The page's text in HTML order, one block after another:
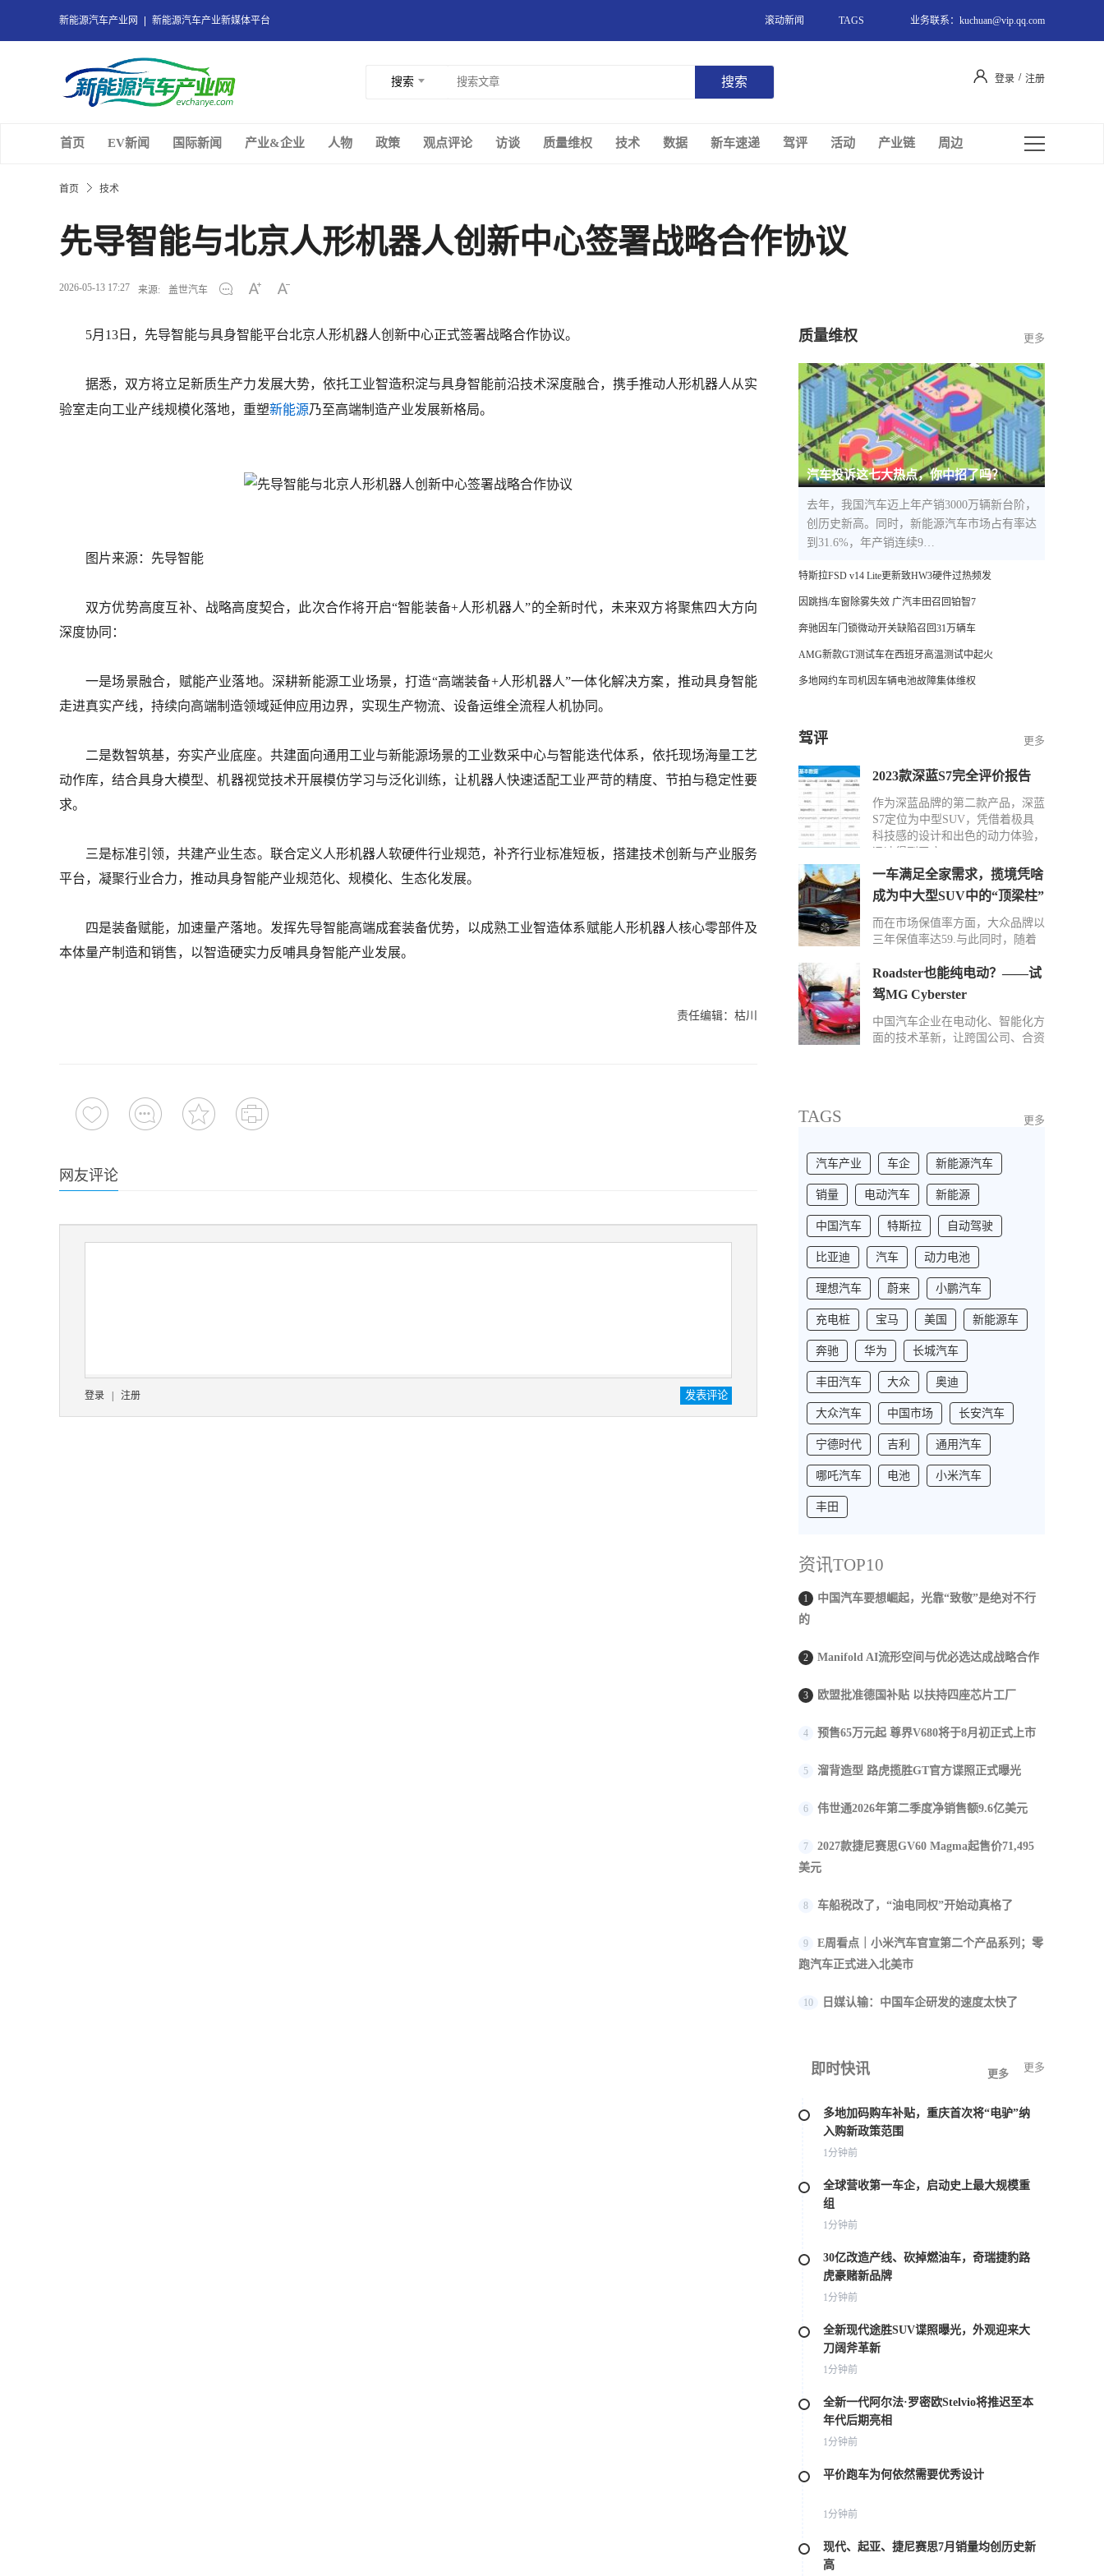
新能源汽车产业网 新能源汽车产业新媒体平台 滚动新闻 TAGS 业务联系：kuchuan@vip.qq.com
搜索 登录 / 注册
首页 EV新闻 国际新闻 产业&企业 人物 政策 观点评论 访谈 质量维权 技术 数据 新车速递 驾评 活动 产业链 周边
首页 技术
先导智能与北京人形机器人创新中心签署战略合作协议
2026-05-13 17:27 来源: 盖世汽车
5月13日，先导智能与具身智能平台北京人形机器人创新中心正式签署战略合作协议。
据悉，双方将立足新质生产力发展大势，依托工业智造积淀与具身智能前沿技术深度融合，携手推动人形机器人从实
验室走向工业产线规模化落地，重塑新能源乃至高端制造产业发展新格局。
图片来源：先导智能
双方优势高度互补、战略高度契合，此次合作将开启“智能装备+人形机器人”的全新时代，未来双方将聚焦四大方向
深度协同：
一是场景融合，赋能产业落地。深耕新能源工业场景，打造“高端装备+人形机器人”一体化解决方案，推动具身智能
走进真实产线，持续向高端制造领域延伸应用边界，实现生产物流、设备运维全流程人机协同。
二是数智筑基，夯实产业底座。共建面向通用工业与新能源场景的工业数采中心与智能迭代体系，依托现场海量工艺
动作库，结合具身大模型、机器视觉技术开展模仿学习与泛化训练，让机器人快速适配工业严苛的精度、节拍与稳定性要
求。
三是标准引领，共建产业生态。联合定义人形机器人软硬件行业规范，补齐行业标准短板，搭建技术创新与产业服务
平台，凝聚行业合力，推动具身智能产业规范化、规模化、生态化发展。
四是装备赋能，加速量产落地。发挥先导智能高端成套装备优势，以成熟工业智造体系赋能人形机器人核心零部件及
本体量产制造和销售，以智造硬实力反哺具身智能产业发展。
责任编辑：枯川
网友评论
登录 注册
质量维权 更多
汽车投诉这七大热点，你中招了吗？
去年，我国汽车迈上年产销3000万辆新台阶，
创历史新高。同时，新能源汽车市场占有率达
到31.6%，年产销连续9…
特斯拉FSD v14 Lite更新致HW3硬件过热频发
因跳挡/车窗除雾失效 广汽丰田召回铂智7
奔驰因车门锁微动开关缺陷召回31万辆车
AMG新款GT测试车在西班牙高温测试中起火
多地网约车司机因车辆电池故障集体维权
驾评 更多
2023款深蓝S7完全评价报告
作为深蓝品牌的第二款产品，深蓝
S7定位为中型SUV，凭借着极具
科技感的设计和出色的动力体验，
一车满足全家需求，揽境凭啥
成为中大型SUV中的“顶梁柱”
而在市场保值率方面，大众品牌以
三年保值率达59.与此同时，随着
场以及在后…
Roadster也能纯电动？——试
驾MG Cyberster
中国汽车企业在电动化、智能化方
面的技术革新，让跨国公司、合资
TAGS 更多
汽车产业 车企 新能源汽车
销量 电动汽车 新能源
中国汽车 特斯拉 自动驾驶
比亚迪 汽车 动力电池
理想汽车 蔚来 小鹏汽车
充电桩 宝马 美国 新能源车
奔驰 华为 长城汽车
丰田汽车 大众 奥迪
大众汽车 中国市场 长安汽车
宁德时代 吉利 通用汽车
哪吒汽车 电池 小米汽车
丰田
资讯TOP10
1
中国汽车要想崛起，光靠“致敬”是绝对不行
的
2 Manifold AI流形空间与优必选达成战略合作
3 欧盟批准德国补贴 以扶持四座芯片工厂
4 预售65万元起 尊界V680将于8月初正式上市
5 溜背造型 路虎揽胜GT官方谍照正式曝光
6 伟世通2026年第二季度净销售额9.6亿美元
7
2027款捷尼赛思GV60 Magma起售价71,495
美元
8 车船税改了，“油电同权”开始动真格了
9
E周看点｜小米汽车官宣第二个产品系列；零
跑汽车正式进入北美市
10 日媒认输：中国车企研发的速度太快了
更多
即时快讯 更多
多地加码购车补贴，重庆首次将“电驴”纳
入购新政策范围
1分钟前
全球营收第一车企，启动史上最大规模重
组
1分钟前
30亿改造产线、砍掉燃油车，奇瑞捷豹路
虎豪赌新品牌
1分钟前
全新现代途胜SUV谍照曝光，外观迎来大
刀阔斧革新
1分钟前
全新一代阿尔法·罗密欧Stelvio将推迟至本
年代后期亮相
1分钟前
平价跑车为何依然需要优秀设计
1分钟前
现代、起亚、捷尼赛思7月销量均创历史新
高